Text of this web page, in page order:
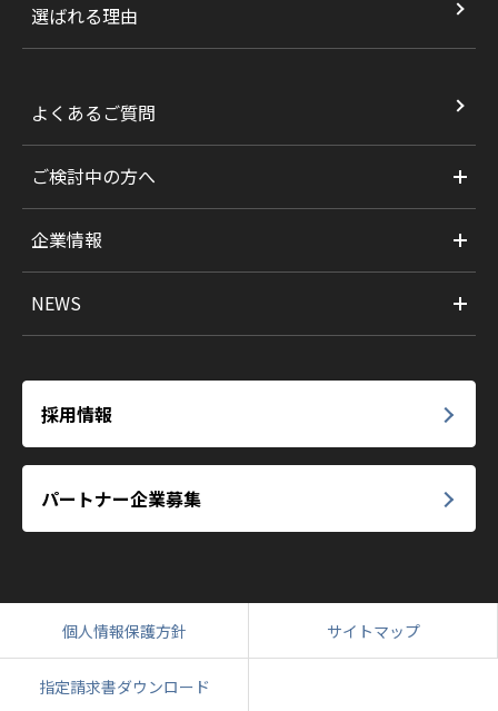
選ばれる理由
よくあるご質問
ご検討中の方へ
企業情報
NEWS
採用情報
パートナー企業募集
個人情報保護方針 サイトマップ
指定請求書ダウンロード